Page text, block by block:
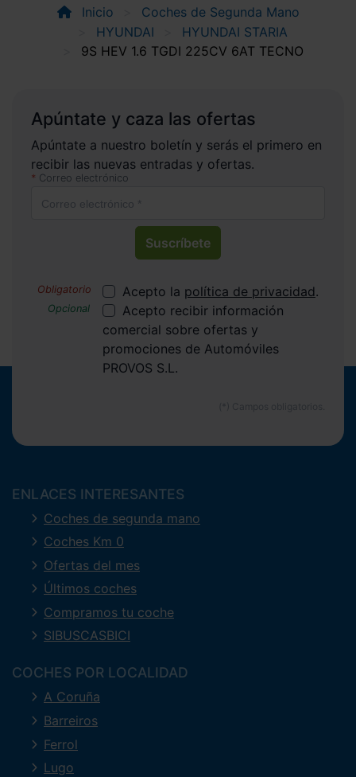
Inicio
Coches de Segunda Mano
HYUNDAI
HYUNDAI STARIA
9S HEV 1.6 TGDI 225CV 6AT TECNO
Apúntate y caza las ofertas
Apúntate a nuestro boletín y serás el primero en
recibir las nuevas entradas y ofertas.
Correo electrónico
Suscríbete
Acepto la política de privacidad.
Acepto recibir información
comercial sobre ofertas y
promociones de Automóviles
PROVOS S.L.
ENLACES INTERESANTES
Coches de segunda mano
Coches Km 0
Ofertas del mes
Últimos coches
Compramos tu coche
SIBUSCASBICI
COCHES POR LOCALIDAD
A Coruña
Barreiros
Ferrol
Lugo